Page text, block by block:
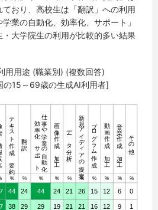
おり、高校生は「翻訳」への利用
業の自動化、効率化、サポート」
大学院生の利用が比較的多い結果
用用途 (職業別) (複数回答)
の15～69歳の生成AI利用者]